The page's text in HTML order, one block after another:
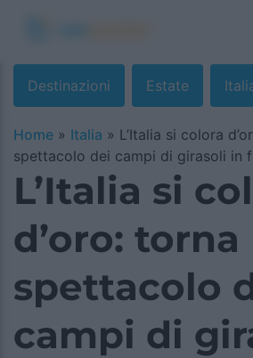
Destinazioni Estate
Home » Italia » L’Italia si colora
spettacolo dei campi di girasoli in
L’Italia si
d’oro: torna
spettacolo
campi di